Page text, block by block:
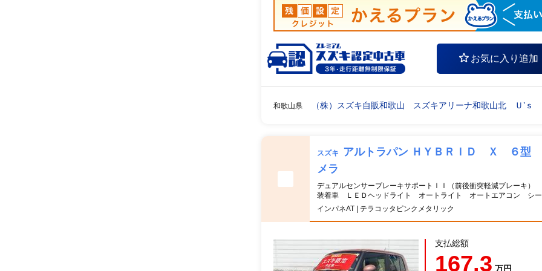
お気に入り追加
和歌山県 （株）スズキ自販和歌山 スズキアリーナ和歌山北 Ｕ’ｓ
スズキ
アルトラパン ＨＹＢＲＩＤ Ｘ ６
メラ
デュアルセンサーブレーキサポートＩＩ（前後衝突軽減ブレーキ
装着車 ＬＥＤヘッドライト オートライト オートエアコン シ
インパネAT | テラコッタピンクメタリック
支払総額
167.3 万円